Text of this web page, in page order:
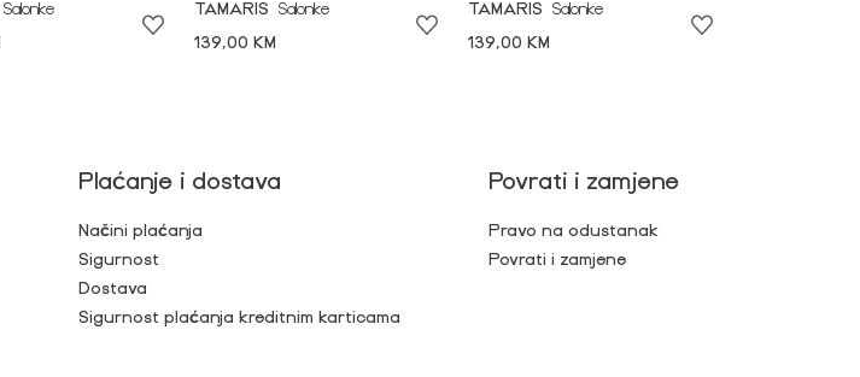
Salonke
TAMARIS
Salonke
139,00 KM
TAMARIS
Salonke
139,00 KM
Plaćanje i dostava
Načini plaćanja
Sigurnost
Dostava
Sigurnost plaćanja kreditnim karticama
Povrati i zamjene
Pravo na odustanak
Povrati i zamjene